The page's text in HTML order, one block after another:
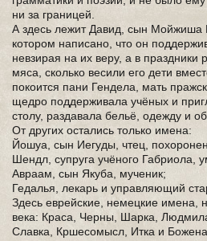
ни за границей.
А здесь лежит Давид, сын Мойжиша
котором написано, что он
невзирая на их веру, а в праздники
мяса, сколько весили его дети
покоится пани Гендела, мать
щедро поддерживала учёных и
столу, раздавала бельё, одежду и
От других остались только имена:
Йошуа, сын Иегуды, чтец,
Шендл, супруга учёного Габриола,
Авраам, сын Якуба, мученик;
Гедалья, лекарь и управляющий
Здесь еврейские, немецкие имена,
века: Краса, Черны, Шарка,
Славка, Кршесомысл, Итка и